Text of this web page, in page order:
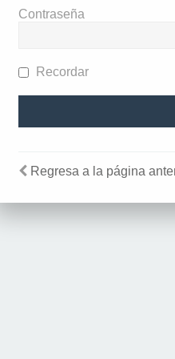
Contraseña
Recordar
Regresa a la página